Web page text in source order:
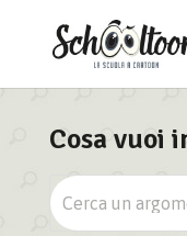
Cosa vuoi